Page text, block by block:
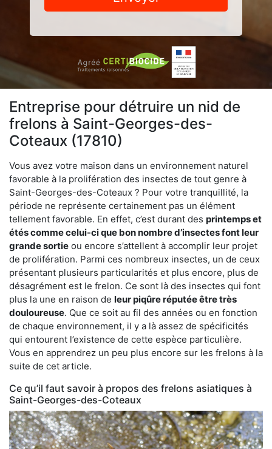
Entreprise pour détruire un nid de
frelons à Saint-Georges-des-
Coteaux (17810)
Vous avez votre maison dans un environnement naturel
favorable à la prolifération des insectes de tout genre à
Saint-Georges-des-Coteaux ? Pour votre tranquillité, la
période ne représente certainement pas un élément
tellement favorable. En effet, c’est durant des printemps et
étés comme celui-ci que bon nombre d’insectes font leur
grande sortie ou encore s’attellent à accomplir leur projet
de prolifération. Parmi ces nombreux insectes, un de ceux
présentant plusieurs particularités et plus encore, plus de
désagrément est le frelon. Ce sont là des insectes qui font
plus la une en raison de leur piqûre réputée être très
douloureuse. Que ce soit au fil des années ou en fonction
de chaque environnement, il y a là assez de spécificités
qui entourent l’existence de cette espèce particulière.
Vous en apprendrez un peu plus encore sur les frelons à la
suite de cet article.
Ce qu’il faut savoir à propos des frelons asiatiques à
Saint-Georges-des-Coteaux